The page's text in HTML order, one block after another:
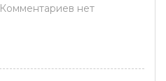
Комментариев нет